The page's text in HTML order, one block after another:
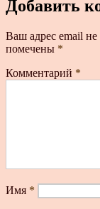
Добавить
Ваш адрес email не
помечены *
Комментарий *
Имя *